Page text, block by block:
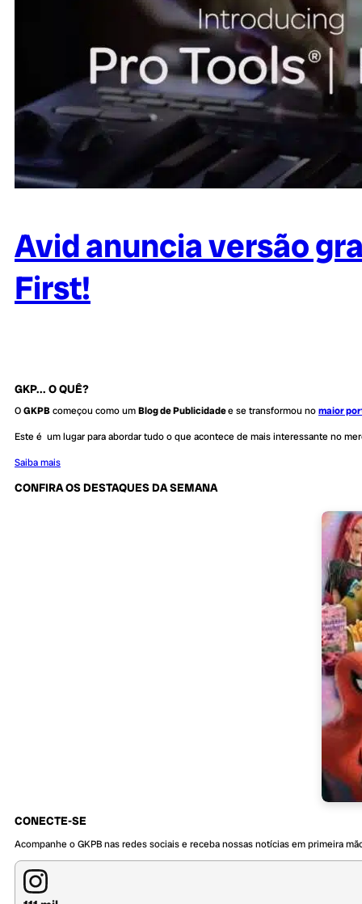
Avid anuncia versão
First!
GKP... O QUÊ?
OGKPBcomeçou como umBlog de Publicidadee se transformou nomaior
Este é um lugar para abordar tudo o que acontece de mais interessante no
Saiba mais
CONFIRA OS DESTAQUES DA SEMANA
CONECTE-SE
Acompanhe o GKPB nas redes sociais e receba nossas notícias em primeira